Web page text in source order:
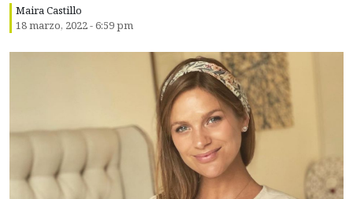
Maira Castillo
18 marzo, 2022 - 6:59 pm